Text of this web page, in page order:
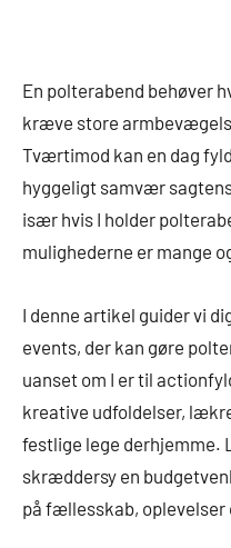
En polterabend behøver
kræve store
Tværtimod kan en dag
hyggeligt samvær
især hvis I holder
mulighederne er mange
I denne artikel guider vi
events, der kan gøre
uanset om I er til
kreative udfoldelser,
festlige lege derhjemme.
skræddersy en
på fællesskab, oplevelser